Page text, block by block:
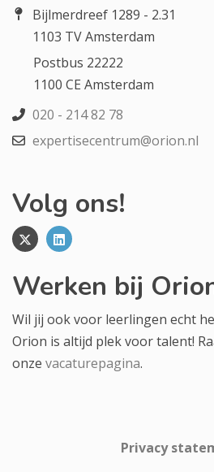
Bijlmerdreef 1289 - 2.31
1103 TV Amsterdam
Postbus 22222
1100 CE Amsterdam
020 - 214 82 78
expertisecentrum@orion.nl
Volg ons!
Werken bij
Wil jij ook voor leerlingen echt
Orion is altijd plek voor talent!
onze vacaturepagina.
Privacy